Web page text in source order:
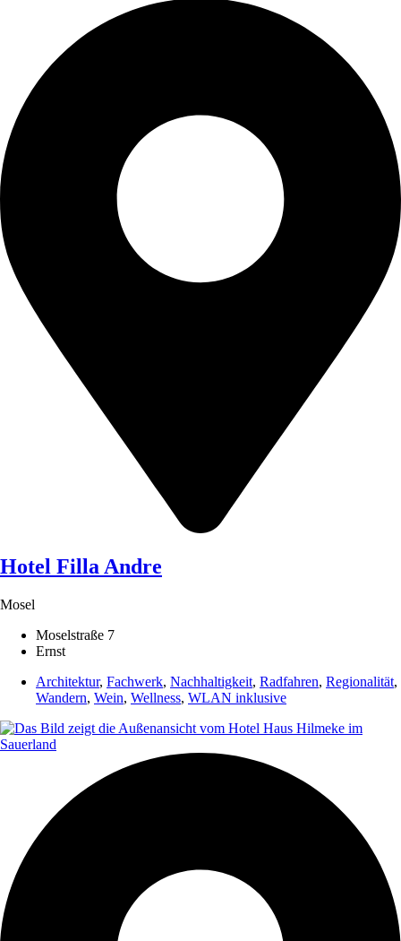
Hotel Filla Andre
Mosel
Moselstraße 7
Ernst
Architektur, Fachwerk, Nachhaltigkeit, Radfahren, Regionalität,
Wandern, Wein, Wellness, WLAN inklusive